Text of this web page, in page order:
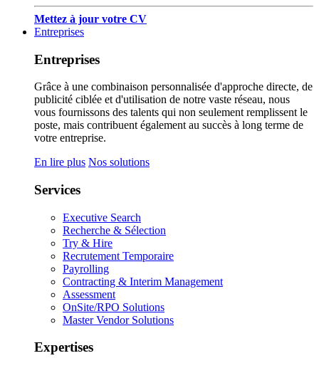
Mettez à jour votre CV
Entreprises
Entreprises
Grâce à une combinaison personnalisée d'approche directe, de
publicité ciblée et d'utilisation de notre vaste réseau, nous
vous fournissons des talents qui non seulement remplissent le
poste, mais contribuent également au succès à long terme de
votre entreprise.
En lire plus Nos solutions
Services
Executive Search
Recherche & Sélection
Try & Hire
Recrutement Temporaire
Payrolling
Contracting & Interim Management
Assessment
OnSite/RPO Solutions
Master Vendor Solutions
Expertises